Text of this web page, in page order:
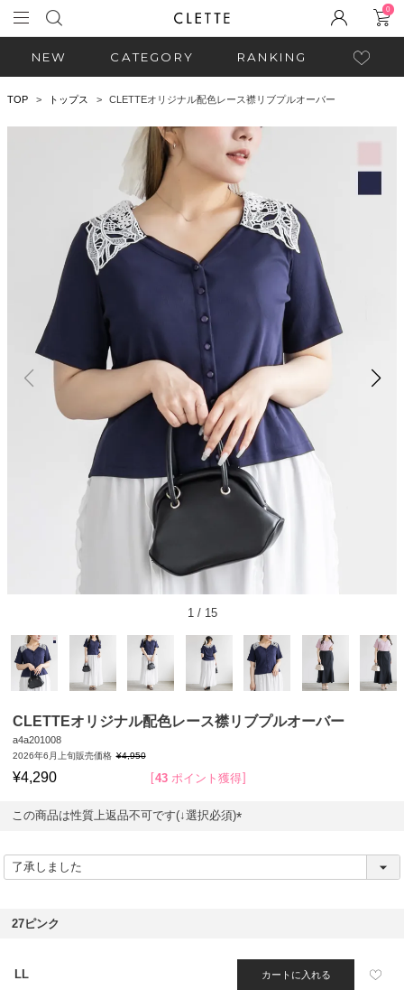
0
NEW CATEGORY RANKING
TOP トップス CLETTEオリジナル配色レース襟リブプルオーバー
1/ 15
CLETTEオリジナル配色レース襟リブプルオーバー
a4a201008
2026年6月上旬販売価格 ¥4,950
¥4,290 43 ポイント獲得
この商品は性質上返品不可です(↓選択必須)
必
27ピンク
LL カートに入れる